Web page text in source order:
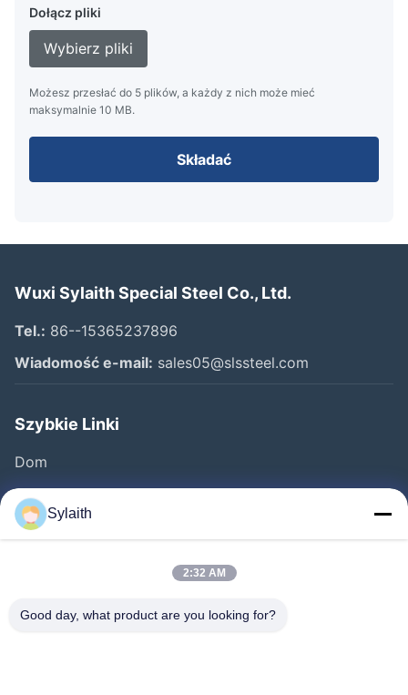
Dołącz pliki
Wybierz pliki
Możesz przesłać do 5 plików, a każdy z nich może mieć
maksymalnie 10 MB.
Składać
Wuxi Sylaith Special Steel Co., Ltd.
Tel.: 86--15365237896
Wiadomość e-mail: sales05@slssteel.com
Szybkie Linki
Dom
Produkty
Filmy
Kontrola Jakości
Sylaith
2:32 AM
Good day, what product are you looking for?